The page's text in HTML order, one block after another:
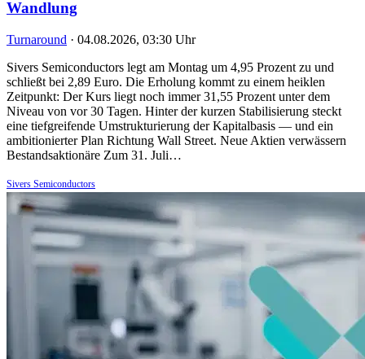
Wandlung
Turnaround · 04.08.2026, 03:30 Uhr
Sivers Semiconductors legt am Montag um 4,95 Prozent zu und
schließt bei 2,89 Euro. Die Erholung kommt zu einem heiklen
Zeitpunkt: Der Kurs liegt noch immer 31,55 Prozent unter dem
Niveau von vor 30 Tagen. Hinter der kurzen Stabilisierung steckt
eine tiefgreifende Umstrukturierung der Kapitalbasis — und ein
ambitionierter Plan Richtung Wall Street. Neue Aktien verwässern
Bestandsaktionäre Zum 31. Juli…
Sivers Semiconductors